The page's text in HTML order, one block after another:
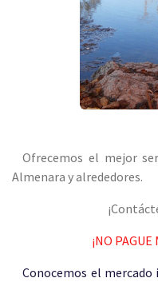
Ofrecemos el mejor
Almenara y alrededores.
¡NO
Conocemos el